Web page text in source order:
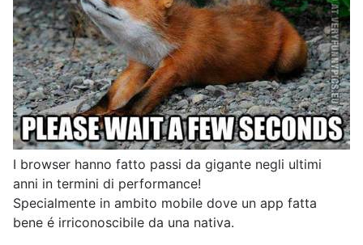
I browser hanno fatto passi da gigante negli ultimi
anni in termini di performance!
Specialmente in ambito mobile dove un app fatta
bene é irriconoscibile da una nativa.